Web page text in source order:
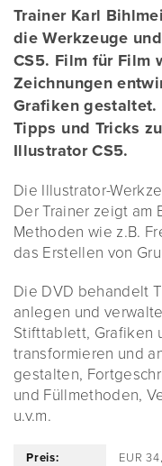
Trainer Karl
die Werkzeuge
CS5. Film für Film
Zeichnungen
Grafiken gestaltet.
Tipps und Tricks
Illustrator CS5.
Die Illustrator-
Der Trainer zeigt am
Methoden wie z.B.
das Erstellen von
Die DVD behandelt
anlegen und
Stifttablett, Grafiken
transformieren und
gestalten,
und Füllmethoden,
u.v.m.
Preis: EUR